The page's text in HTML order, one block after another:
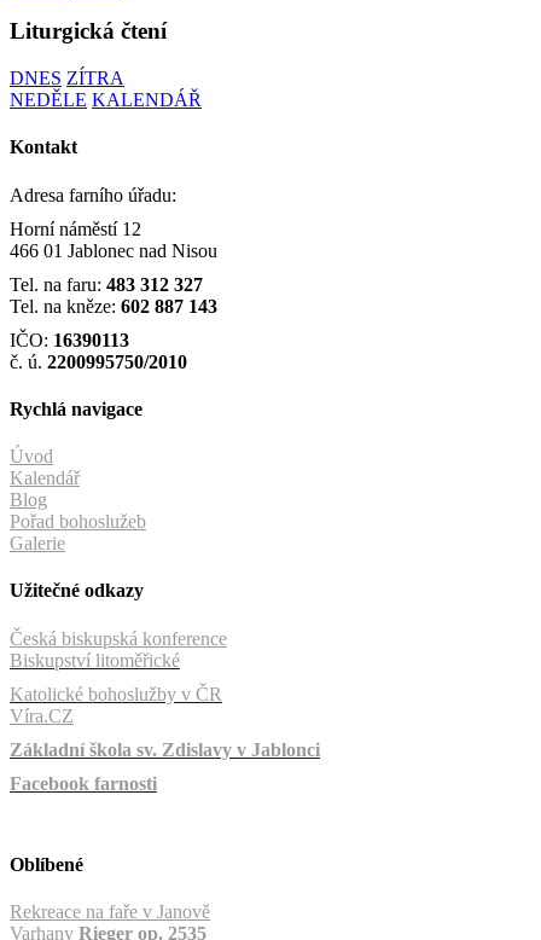
Liturgická čtení
DNES ZÍTRA
NEDĚLE KALENDÁŘ
Kontakt
Adresa farního úřadu:
Horní náměstí 12
466 01 Jablonec nad Nisou
Tel. na faru: 483 312 327
Tel. na kněze: 602 887 143
IČO: 16390113
č. ú. 2200995750/2010
Rychlá navigace
Úvod
Kalendář
Blog
Pořad bohoslužeb
Galerie
Užitečné odkazy
Česká biskupská konference
Biskupství litoměřické
Katolické bohoslužby v ČR
Víra.CZ
Základní škola sv. Zdislavy v Jablonci
Facebook farnosti
Oblíbené
Rekreace na faře v Janově
Varhany Rieger op. 2535